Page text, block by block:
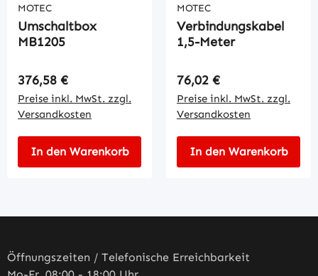
MOTEC
Umschaltbox
MB1205
Regulärer Preis:
376,58 €
Preise inkl. MwSt. zzgl.
Versandkosten
In den Warenkorb
MOTEC
Verbindungskabel
1,5-Meter
Regulärer Preis:
76,02 €
Preise inkl. MwSt. zzgl.
Versandkosten
In den Warenkorb
Öffnungszeiten / Telefonische Erreichbarkeit